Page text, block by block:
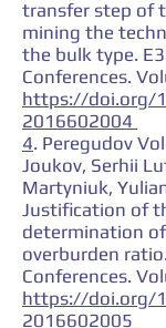
transfer step of
mining the
the bulk type.
Conferences.
https://doi.org/
2016602004
4. Peregudov
Joukov, Serhii
Martyniuk,
Justification of
determination
overburden
Conferences.
https://doi.org/
2016602005